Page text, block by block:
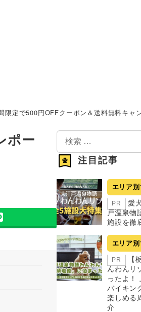
定で500円OFFクーポン＆送料無料キャ
ポー
検
索
注目記事
エリア
PR
愛
戸温泉物
施設を徹
エリア
PR
【
んわんリ
ったよ！
バイキン
楽しめる
介